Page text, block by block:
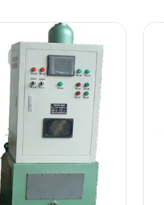
of 220 V and
method. The
ensures that
operates ...